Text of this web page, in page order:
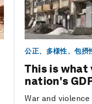
公正、多様性、包摂
This is what
nation's
War and